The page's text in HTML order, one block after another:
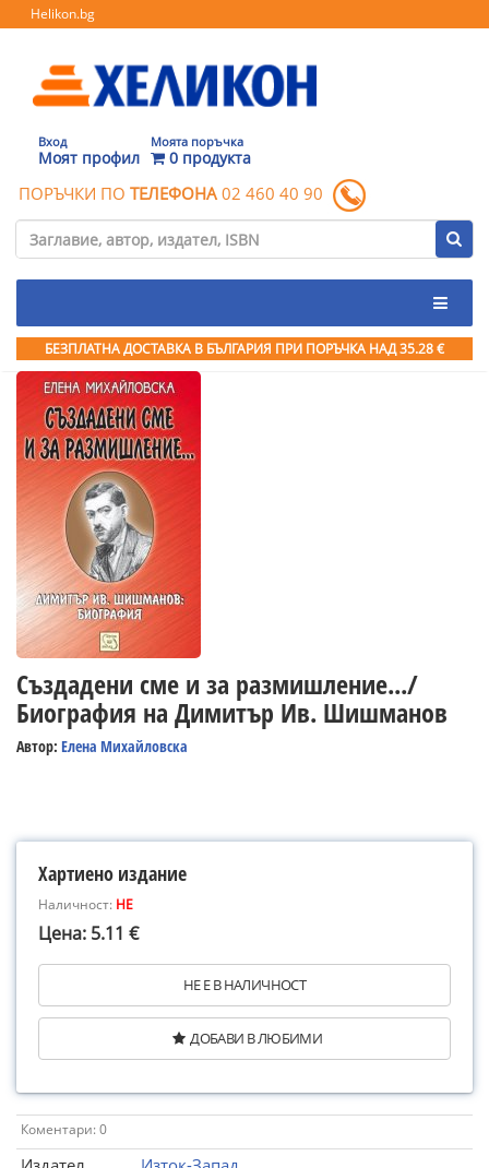
Helikon.bg
Вход
Моят профил
Моята поръчка
0 продукта
ПОРЪЧКИ ПО ТЕЛЕФОНА 02 460 40 90
БЕЗПЛАТНА ДОСТАВКА В БЪЛГАРИЯ ПРИ ПОРЪЧКА НАД 35.28 €
Създадени сме и за размишление.../
Биография на Димитър Ив. Шишманов
Автор: Елена Михайловска
Хартиено издание
Наличност: НЕ
Цена: 5.11 €
НЕ Е В НАЛИЧНОСТ
ДОБАВИ В ЛЮБИМИ
Коментари: 0